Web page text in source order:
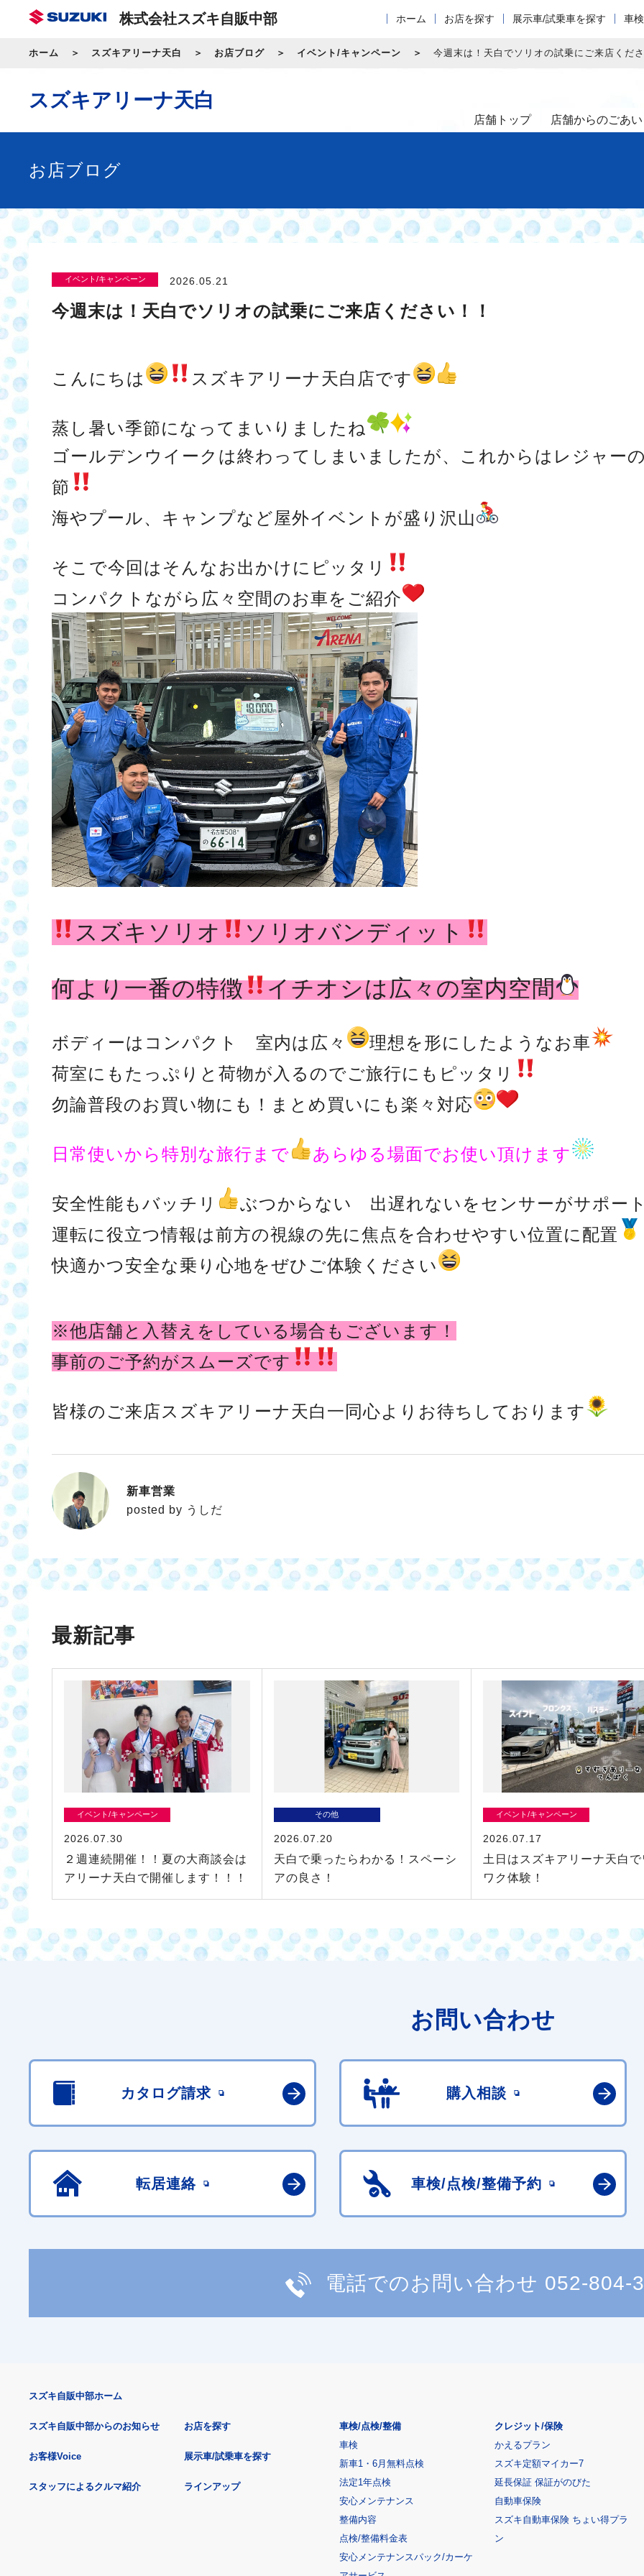
株式会社スズキ自販中部 ホーム お店を探す 展示車/試乗車を探す 車
ホーム スズキアリーナ天白 お店ブログ イベント/キャンペーン 今週末は！天白でソリオの試乗にご来店くだ
スズキアリーナ天白
店舗トップ 店舗からのごあ
お店ブログ
イベント/キャンペーン 2026.05.21
今週末は！天白でソリオの試乗にご来店ください！！
こんにちは スズキアリーナ天白店です
蒸し暑い季節になってまいりましたね
ゴールデンウイークは終わってしまいましたが、これからはレジャー
節
海やプール、キャンプなど屋外イベントが盛り沢山
そこで今回はそんなお出かけにピッタリ
コンパクトながら広々空間のお車をご紹介
スズキソリオ ソリオバンディット
何より一番の特徴 イチオシは広々の室内空間
ボディーはコンパクト 室内は広々
理想を形にしたようなお車
荷室にもたっぷりと荷物が入るのでご旅行にもピッタリ
勿論普段のお買い物にも！まとめ買いにも楽々対応
日常使いから特別な旅行まで あらゆる場面でお使い頂けます
安全性能もバッチリ
ぶつからない 出遅れないをセンサーがサポー
運転に役立つ情報は前方の視線の先に焦点を合わせやすい位置に配置
快適かつ安全な乗り心地をぜひご体験ください
※他店舗と入替えをしている場合もございます！
事前のご予約がスムーズです
皆様のご来店スズキアリーナ天白一同心よりお待ちしております
うしだ
新車営業
posted by うしだ
最新記事
イベント/キャンペーン
2026.07.30
２週連続開催！！夏の大商談会は
アリーナ天白で開催します！！！
その他
2026.07.20
天白で乗ったらわかる！スペーシ
アの良さ！
イベント/キャンペーン
2026.07.17
土日はスズキアリーナ天白
ワク体験！
お問い合わせ
カタログ請求 購入相談
転居連絡 車検/点検/整備予約
電話でのお問い合わせ 052-804-
スズキ自販中部ホーム
スズキ自販中部からのお知らせ
お客様Voice
スタッフによるクルマ紹介
お店を探す
展示車/試乗車を探す
ラインアップ
車検/点検/整備
車検
新車1・6月無料点検
法定1年点検
安心メンテナンス
整備内容
点検/整備料金表
安心メンテナンスパック/カーケ
クレジット/保険
かえるプラン
スズキ定額マイカー7
延長保証 保証がのびた
自動車保険
スズキ自動車保険 ちょい得プラ
ン